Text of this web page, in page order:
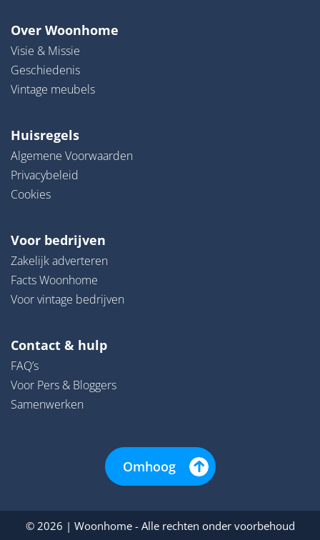
Over Woonhome
Visie & Missie
Geschiedenis
Vintage meubels
Huisregels
Algemene Voorwaarden
Privacybeleid
Cookies
Voor bedrijven
Zakelijk adverteren
Facts Woonhome
Voor vintage bedrijven
Contact & hulp
FAQ’s
Voor Pers & Bloggers
Samenwerken
Omhoog
© 2026 | Woonhome - Alle rechten onder voorbehoud